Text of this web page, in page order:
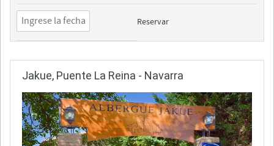
Reservar
Jakue, Puente La Reina - Navarra